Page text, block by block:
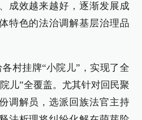
成效越来越好，逐渐发展成
特色的法治调解基层治理品
村挂牌“小院儿”，实现了全
儿”全覆盖。尤其针对回民聚
调解员，选派回族法官主持